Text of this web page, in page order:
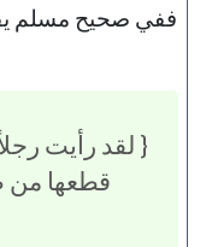
ففي صحيح مسلم
{ لقد رأيت
قطعها من